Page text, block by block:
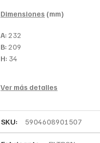
Dimensiones (mm)
A: 232
B: 209
H: 34
Ver más detalles
SKU: 5904608901507